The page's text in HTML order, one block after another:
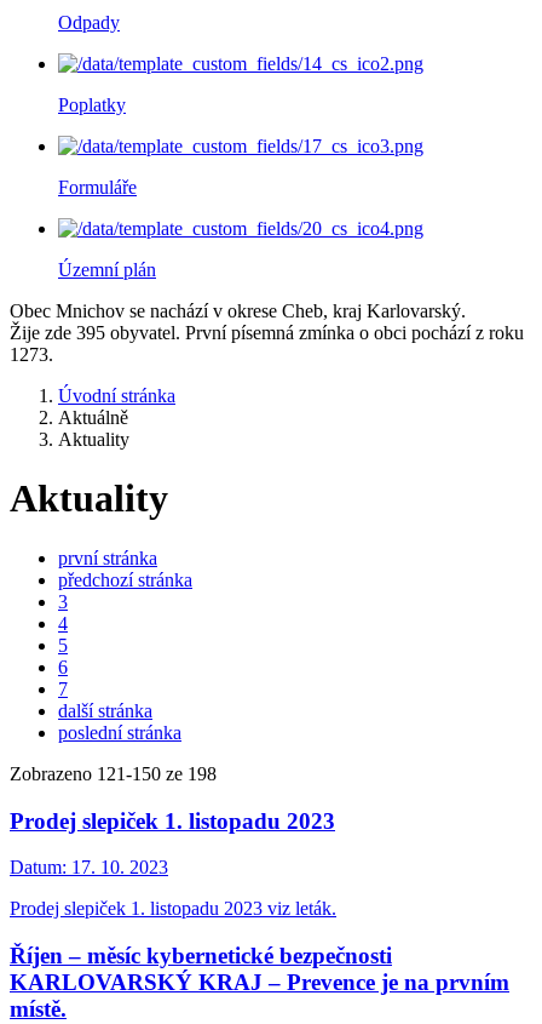
Odpady
Poplatky
Formuláře
Územní plán
Obec Mnichov se nachází v okrese Cheb, kraj Karlovarský.
Žije zde 395 obyvatel. První písemná zmínka o obci pochází z roku
1273.
Úvodní stránka
Aktuálně
Aktuality
Aktuality
první stránka
předchozí stránka
3
4
5
6
7
další stránka
poslední stránka
Zobrazeno 121-150 ze 198
Prodej slepiček 1. listopadu 2023
Datum: 17. 10. 2023
Prodej slepiček 1. listopadu 2023 viz leták.
Říjen – měsíc kybernetické bezpečnosti
KARLOVARSKÝ KRAJ – Prevence je na prvním
místě.